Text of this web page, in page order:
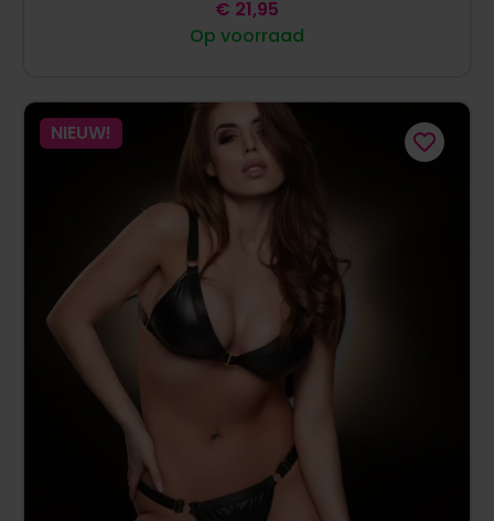
Op voorraad
€ 21,95
NIEUW!